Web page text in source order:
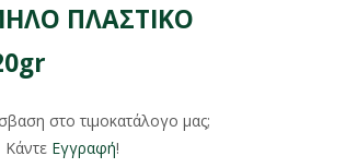
ΠΛΑΣΤΙΚΟ
στο τιμοκατάλογο μας;
Κάντε Εγγραφή!